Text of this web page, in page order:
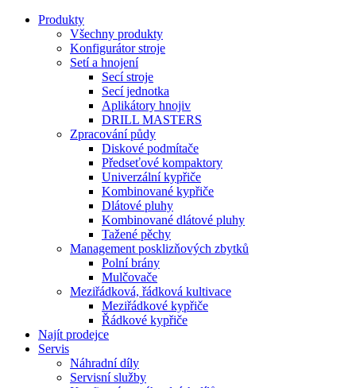
Produkty
Všechny produkty
Konfigurátor stroje
Setí a hnojení
Secí stroje
Secí jednotka
Aplikátory hnojiv
DRILL MASTERS
Zpracování půdy
Diskové podmítače
Předseťové kompaktory
Univerzální kypřiče
Kombinované kypřiče
Dlátové pluhy
Kombinované dlátové pluhy
Tažené pěchy
Management posklizňových zbytků
Polní brány
Mulčovače
Meziřádková, řádková kultivace
Meziřádkové kypřiče
Řádkové kypřiče
Najít prodejce
Servis
Náhradní díly
Servisní služby